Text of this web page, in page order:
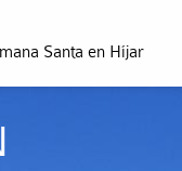
Santa en Híjar